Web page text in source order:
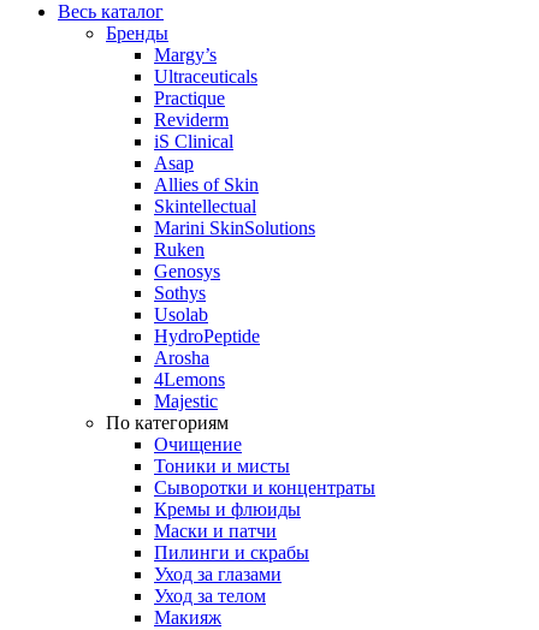
Весь каталог
Бренды
Margy’s
Ultraceuticals
Practique
Reviderm
iS Clinical
Asap
Allies of Skin
Skintellectual
Marini SkinSolutions
Ruken
Genosys
Sothys
Usolab
HydroPeptide
Arosha
4Lemons
Majestic
По категориям
Очищение
Тоники и мисты
Сыворотки и концентраты
Кремы и флюиды
Маски и патчи
Пилинги и скрабы
Уход за глазами
Уход за телом
Макияж